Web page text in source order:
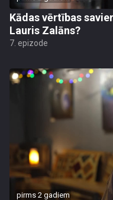
Kādas vērtības
Lauris Zalāns?
7. epizode
pirms 2 gadiem